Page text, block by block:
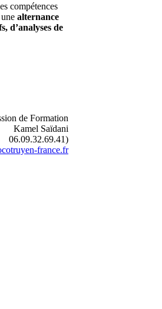
compétences
alternance
d’analyses de
de Formation
Kamel Saïdani
06.09.32.69.41)
france.fr